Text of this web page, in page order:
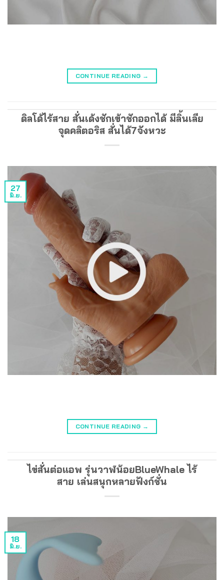
CONTINUE READING →
ดิลโด้ไร้สาย สั่นเด้งชักเข้าชักออกได้ มีลิ้นเลีย
จุดคลิตอริส สั่นได้7จังหวะ
27
มิ.ย.
CONTINUE READING →
ไข่สั่นต่อแอพ รุ่นวาฬน้อยBlueWhale ไร้
สาย เล่นสนุกหลายฟังก์ชั่น
18
มิ.ย.